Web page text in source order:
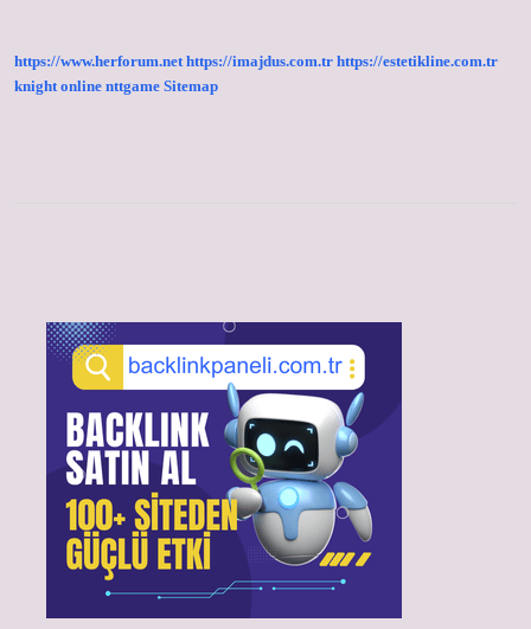
https://www.herforum.net https://imajdus.com.tr https://estetikline.com.tr
knight online nttgame Sitemap